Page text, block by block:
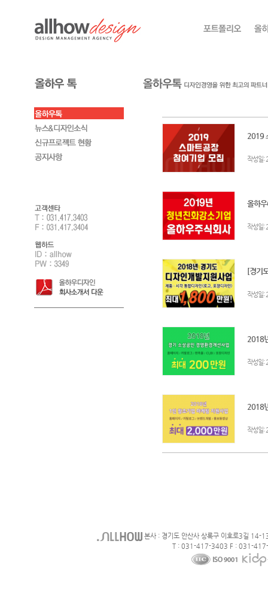
2019
작성일
올하
작성일
[경기
작성일
2018
작성일
2018
작성일
본사 : 경기도 안산사 상록구 이호로3길 14-
T : 031-417-3403 F : 031-